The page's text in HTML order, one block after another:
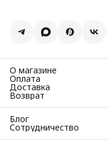
О магазине
Оплата
Доставка
Возврат
Блог
Сотрудничество